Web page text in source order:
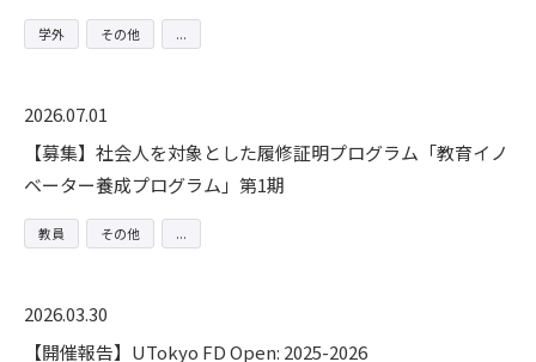
学外 その他
2026.07.01
【募集】社会人を対象とした履修証明プログラム「教育イノ
ベーター養成プログラム」第1期
教員 その他
2026.03.30
【開催報告】UTokyo FD Open: 2025-2026